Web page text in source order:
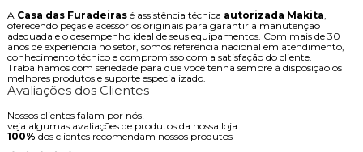
A Casa das Furadeirasé assistência técnica autorizada Makita
oferecendo peças e acessórios originais para garantir a manutenção
adequada e o desempenho ideal de seus equipamentos. Com mais de 30
anos de experiência no setor, somos referência nacional em atendimento,
conhecimento técnico e compromisso com a satisfação do cliente.
Trabalhamos com seriedade para que você tenha sempre à disposição os
melhores produtos e suporte especializado.
Avaliações dos Clientes
Nossos clientes falam por nós!
veja algumas avaliações de produtos da nossa loja.
100% dos clientes recomendam nossos produtos